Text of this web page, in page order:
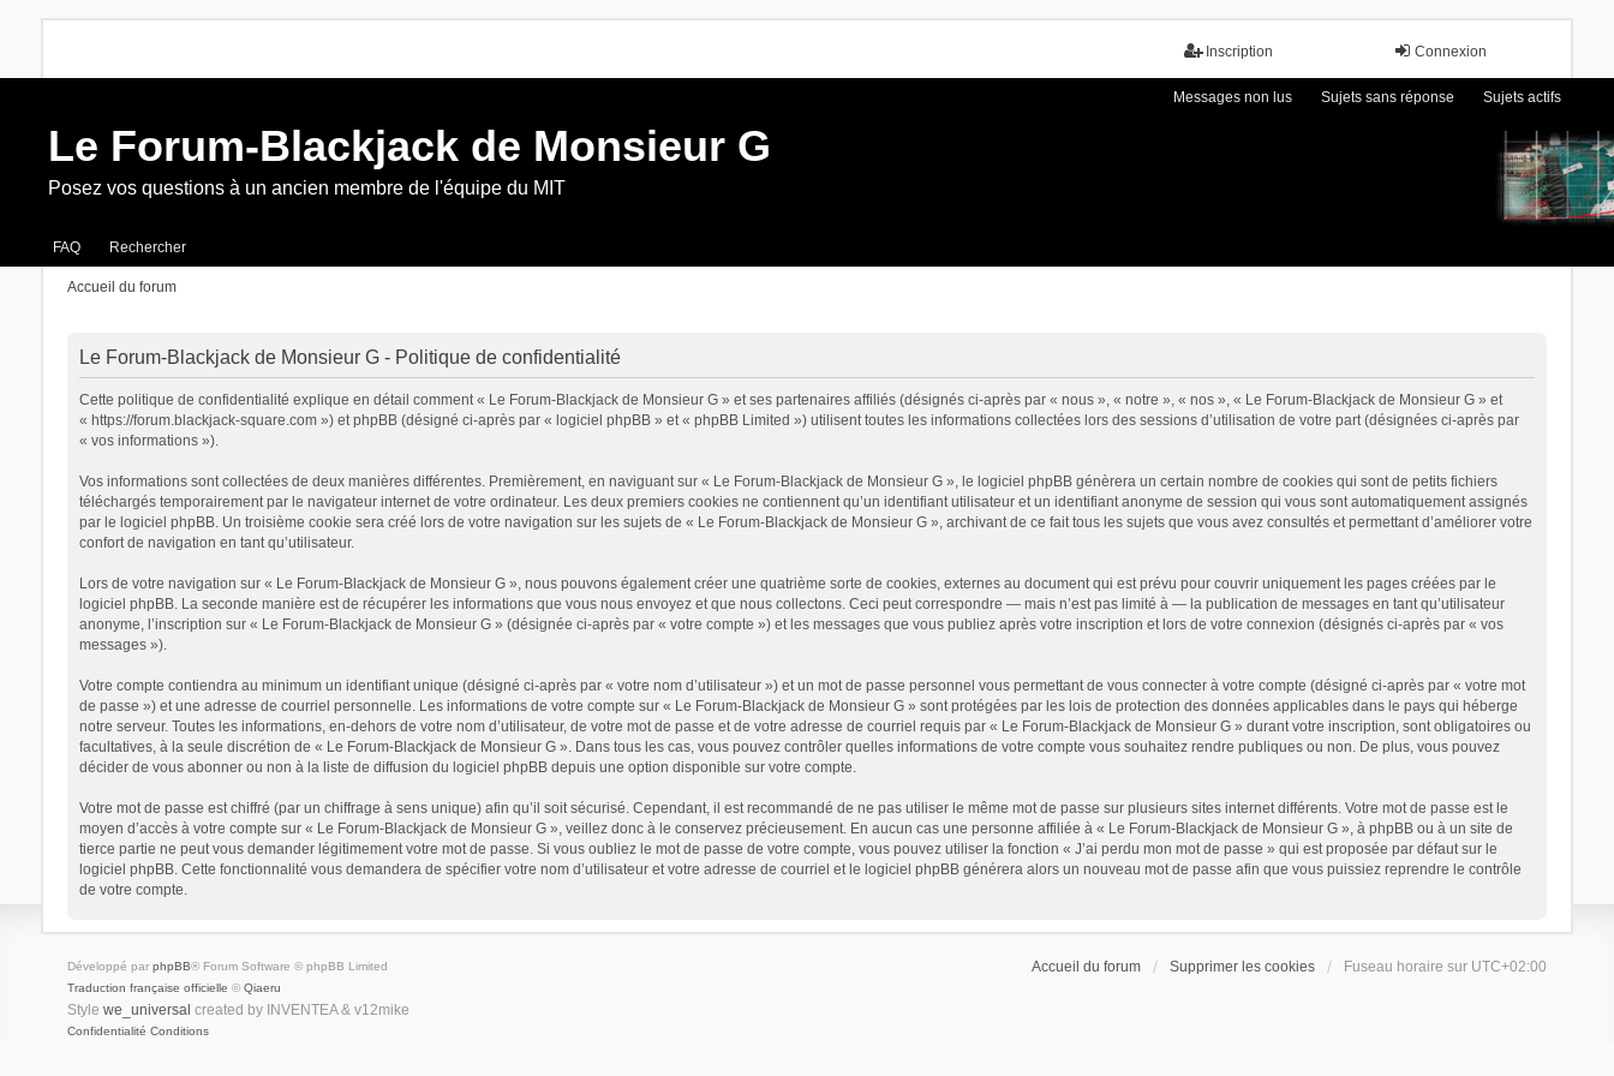
Connexion
Inscription
Messages non lus Sujets sans réponse Sujets actifs
Le Forum-Blackjack de Monsieur G
Posez vos questions à un ancien membre de l'équipe du MIT
FAQ Rechercher
Accueil du forum
Le Forum-Blackjack de Monsieur G - Politique de confidentialité
Cette politique de confidentialité explique en détail comment « Le Forum-Blackjack de Monsieur G » et ses partenaires affiliés (désignés ci-après par « nous », « notre », « nos », « Le Forum-Blackjack de Monsieur G » et
« https://forum.blackjack-square.com ») et phpBB (désigné ci-après par « logiciel phpBB » et « phpBB Limited ») utilisent toutes les informations collectées lors des sessions d’utilisation de votre part (désignées ci-après par
« vos informations »).
Vos informations sont collectées de deux manières différentes. Premièrement, en naviguant sur « Le Forum-Blackjack de Monsieur G », le logiciel phpBB génèrera un certain nombre de cookies qui sont de petits fichiers
téléchargés temporairement par le navigateur internet de votre ordinateur. Les deux premiers cookies ne contiennent qu’un identifiant utilisateur et un identifiant anonyme de session qui vous sont automatiquement assignés
par le logiciel phpBB. Un troisième cookie sera créé lors de votre navigation sur les sujets de « Le Forum-Blackjack de Monsieur G », archivant de ce fait tous les sujets que vous avez consultés et permettant d’améliorer votre
confort de navigation en tant qu’utilisateur.
Lors de votre navigation sur « Le Forum-Blackjack de Monsieur G », nous pouvons également créer une quatrième sorte de cookies, externes au document qui est prévu pour couvrir uniquement les pages créées par le
logiciel phpBB. La seconde manière est de récupérer les informations que vous nous envoyez et que nous collectons. Ceci peut correspondre — mais n’est pas limité à — la publication de messages en tant qu’utilisateur
anonyme, l’inscription sur « Le Forum-Blackjack de Monsieur G » (désignée ci-après par « votre compte ») et les messages que vous publiez après votre inscription et lors de votre connexion (désignés ci-après par « vos
messages »).
Votre compte contiendra au minimum un identifiant unique (désigné ci-après par « votre nom d’utilisateur ») et un mot de passe personnel vous permettant de vous connecter à votre compte (désigné ci-après par « votre mot
de passe ») et une adresse de courriel personnelle. Les informations de votre compte sur « Le Forum-Blackjack de Monsieur G » sont protégées par les lois de protection des données applicables dans le pays qui héberge
notre serveur. Toutes les informations, en-dehors de votre nom d’utilisateur, de votre mot de passe et de votre adresse de courriel requis par « Le Forum-Blackjack de Monsieur G » durant votre inscription, sont obligatoires ou
facultatives, à la seule discrétion de « Le Forum-Blackjack de Monsieur G ». Dans tous les cas, vous pouvez contrôler quelles informations de votre compte vous souhaitez rendre publiques ou non. De plus, vous pouvez
décider de vous abonner ou non à la liste de diffusion du logiciel phpBB depuis une option disponible sur votre compte.
Votre mot de passe est chiffré (par un chiffrage à sens unique) afin qu’il soit sécurisé. Cependant, il est recommandé de ne pas utiliser le même mot de passe sur plusieurs sites internet différents. Votre mot de passe est le
moyen d’accès à votre compte sur « Le Forum-Blackjack de Monsieur G », veillez donc à le conservez précieusement. En aucun cas une personne affiliée à « Le Forum-Blackjack de Monsieur G », à phpBB ou à un site de
tierce partie ne peut vous demander légitimement votre mot de passe. Si vous oubliez le mot de passe de votre compte, vous pouvez utiliser la fonction « J’ai perdu mon mot de passe » qui est proposée par défaut sur le
logiciel phpBB. Cette fonctionnalité vous demandera de spécifier votre nom d’utilisateur et votre adresse de courriel et le logiciel phpBB générera alors un nouveau mot de passe afin que vous puissiez reprendre le contrôle
de votre compte.
Accueil du forum Supprimer les cookies Fuseau horaire sur UTC+02:00
Développé par phpBB® Forum Software © phpBB Limited
Traduction française officielle © Qiaeru
Style we_universal created by INVENTEA & v12mike
Confidentialité Conditions